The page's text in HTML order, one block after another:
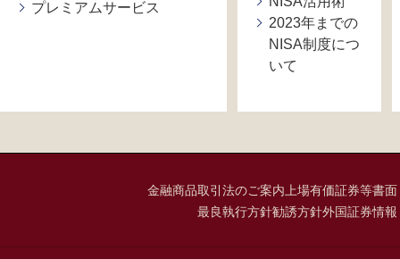
プレミアムサービス
2023年までの
NISA制度につ
いて
金融商品取引法のご案内 上場有価証券等書
最良執行方針勧誘方針外国証券情